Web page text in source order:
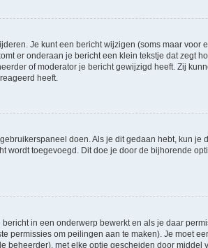
Je kunt een bericht wijzigen (soms maar voor
er onderaan je bericht een klein tekstje dat zegt
of moderator je bericht gewijzigd heeft. Zij
heeft.
doen. Als je dit gedaan hebt, kun je
toegevoegd. Dit doe je door de bijhorende
in een onderwerp bewerkt en als je daar
permissies om peilingen aan te maken). Je moet
met elke optie gescheiden door